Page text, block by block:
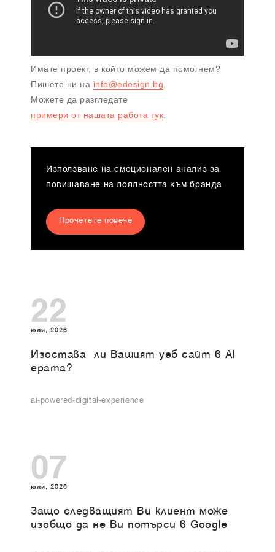
Имате проект, в който можем да помогнем?
Пишете ни на info@edesign.bg.
Можете да разгледате
примери от нашата работа тук.
Използване на емоционален анализ за
повишаване на лоялността към бранда
Прочетете повече
22
юли, 2026
Изоставa ли Вашият уеб сайт в AI
ерата?
ai-powered-digital-experience
07
юли, 2026
Защо следващият Ви клиент може
изобщо да не Ви потърси в Google